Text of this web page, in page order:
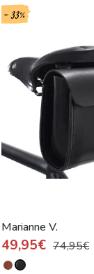
- 33%
Marianne V.
49,95€ 74,95€